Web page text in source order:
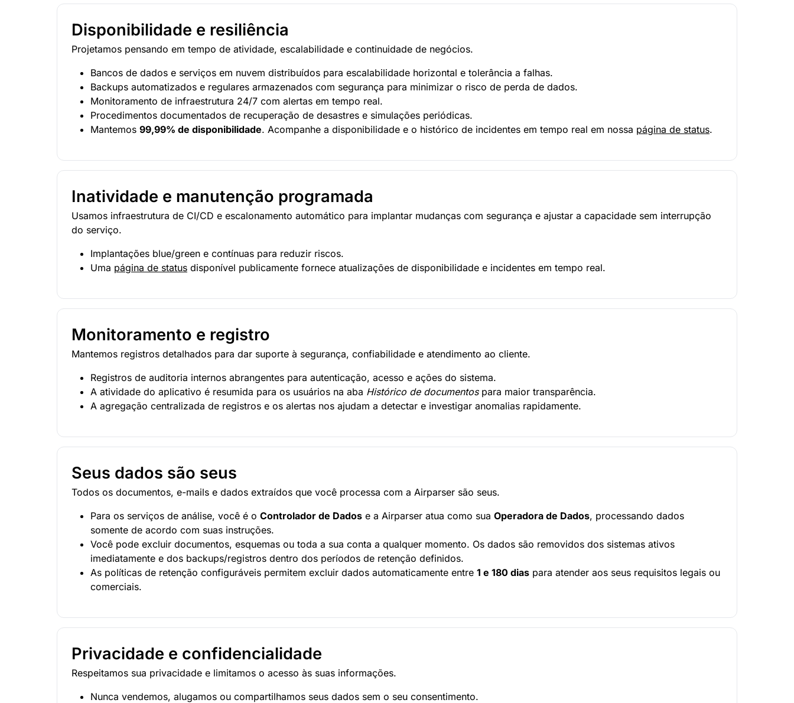
Disponibilidade e resiliência
Projetamos pensando em tempo de atividade, escalabilidade e continuidade de negócios.
Bancos de dados e serviços em nuvem distribuídos para escalabilidade horizontal e tolerância a falhas.
Backups automatizados e regulares armazenados com segurança para minimizar o risco de perda de dados.
Monitoramento de infraestrutura 24/7 com alertas em tempo real.
Procedimentos documentados de recuperação de desastres e simulações periódicas.
Mantemos 99,99% de disponibilidade. Acompanhe a disponibilidade e o histórico de incidentes em tempo real em nossa página de status.
Inatividade e manutenção programada
Usamos infraestrutura de CI/CD e escalonamento automático para implantar mudanças com segurança e ajustar a capacidade sem interrupção
do serviço.
Implantações blue/green e contínuas para reduzir riscos.
Uma página de status disponível publicamente fornece atualizações de disponibilidade e incidentes em tempo real.
Monitoramento e registro
Mantemos registros detalhados para dar suporte à segurança, confiabilidade e atendimento ao cliente.
Registros de auditoria internos abrangentes para autenticação, acesso e ações do sistema.
A atividade do aplicativo é resumida para os usuários na aba Histórico de documentospara maior transparência.
A agregação centralizada de registros e os alertas nos ajudam a detectar e investigar anomalias rapidamente.
Seus dados são seus
Todos os documentos, e-mails e dados extraídos que você processa com a Airparser são seus.
Para os serviços de análise, você é o Controlador de Dados e a Airparser atua como sua Operadora de Dados, processando dados
somente de acordo com suas instruções.
Você pode excluir documentos, esquemas ou toda a sua conta a qualquer momento. Os dados são removidos dos sistemas ativos
imediatamente e dos backups/registros dentro dos períodos de retenção definidos.
As políticas de retenção configuráveis permitem excluir dados automaticamente entre 1 e 180 dias para atender aos seus requisitos legais ou
comerciais.
Privacidade e confidencialidade
Respeitamos sua privacidade e limitamos o acesso às suas informações.
Nunca vendemos, alugamos ou compartilhamos seus dados sem o seu consentimento.